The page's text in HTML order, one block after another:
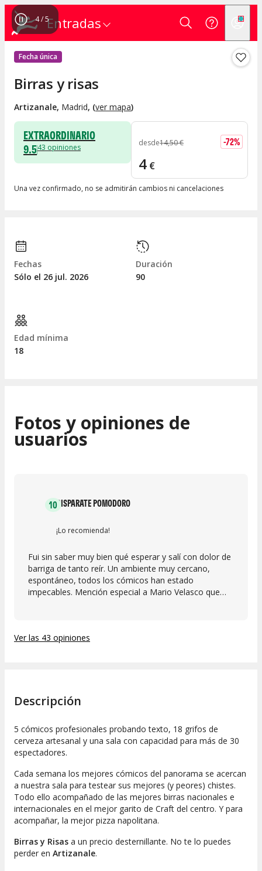
Entradas
4/5
Fecha única
Birras y risas
Artizanale, Madrid, (ver mapa)
EXTRAORDINARIO
9.543 opiniones desde14,50€ -72%
4 €
Una vez confirmado, no se admitirán cambios ni cancelaciones
Fechas
Sólo el 26 jul. 2026
Duración
90
Edad mínima
18
Fotos y opiniones de
usuarios
10DISPARATE POMODORO
¡Lo recomienda!
Fui sin saber muy bien qué esperar y salí con dolor de
barriga de tanto reír. Un ambiente muy cercano,
espontáneo, todos los cómicos han estado
impecables. Mención especial a Mario Velasco que
recomendable para ir con amigos, pareja o incluso
Ver las 43 opiniones
Descripción
5 cómicos profesionales probando texto, 18 grifos de
cerveza artesanal y una sala con capacidad para más de 30
espectadores.
Cada semana los mejores cómicos del panorama se acercan
a nuestra sala para testear sus mejores (y peores) chistes.
Todo ello acompañado de las mejores birras nacionales e
internacionales en el mejor garito de Craft del centro. Y para
acompañar, la mejor pizza napolitana.
Birras y Risas a un precio desternillante. No te lo puedes
perder en Artizanale.